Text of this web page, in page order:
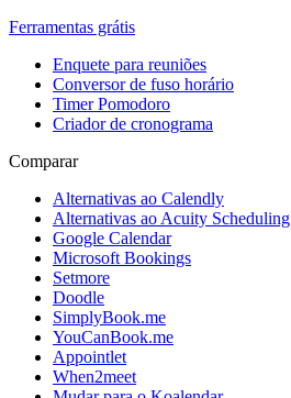
Ferramentas grátis
Enquete para reuniões
Conversor de fuso horário
Timer Pomodoro
Criador de cronograma
Comparar
Alternativas ao Calendly
Alternativas ao Acuity Scheduling
Google Calendar
Microsoft Bookings
Setmore
Doodle
SimplyBook.me
YouCanBook.me
Appointlet
When2meet